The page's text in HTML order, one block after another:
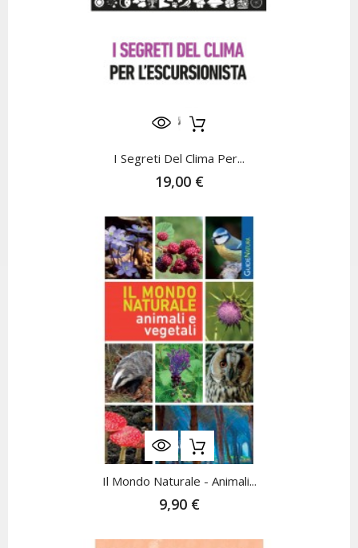
I Segreti Del Clima Per...
19,00 €
Il Mondo Naturale - Animali...
9,90 €